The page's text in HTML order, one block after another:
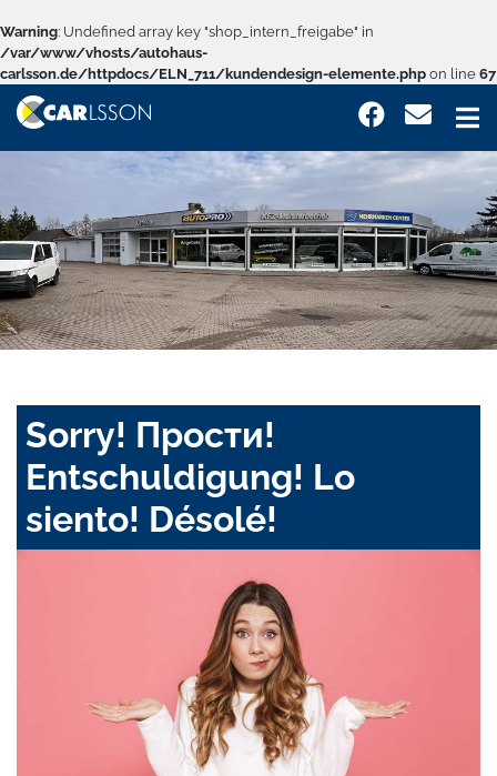
Warning: Undefined array key "shop_intern_freigabe" in
/var/www/vhosts/autohaus-
carlsson.de/httpdocs/ELN_711/kundendesign-elemente.php on line 67
Sorry! Прости!
Entschuldigung! Lo
siento! Désolé!